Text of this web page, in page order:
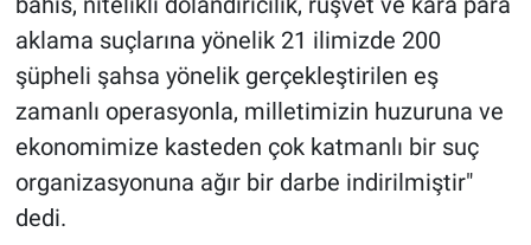
aklama suçlarına yönelik 21 ilimizde 200
şüpheli şahsa yönelik gerçekleştirilen eş
zamanlı operasyonla, milletimizin huzuruna ve
ekonomimize kasteden çok katmanlı bir suç
organizasyonuna ağır bir darbe indirilmiştir"
dedi.
Kimdir
Koronavirüs
Kültür Sanat
Ne demişti